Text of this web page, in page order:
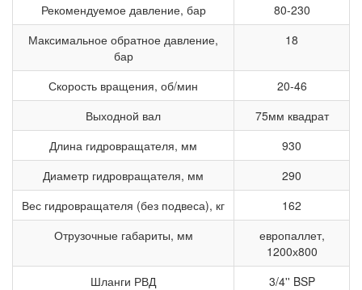
Рекомендуемое давление, бар
80-230
Максимальное обратное давление,
бар
18
Скорость вращения, об/мин
20-46
Выходной вал
75мм квадрат
Длина гидровращателя, мм
930
Диаметр гидровращателя, мм
290
Вес гидровращателя (без подвеса), кг
162
Отрузочные габариты, мм
европаллет,
1200х800
Шланги РВД
3/4'' BSP